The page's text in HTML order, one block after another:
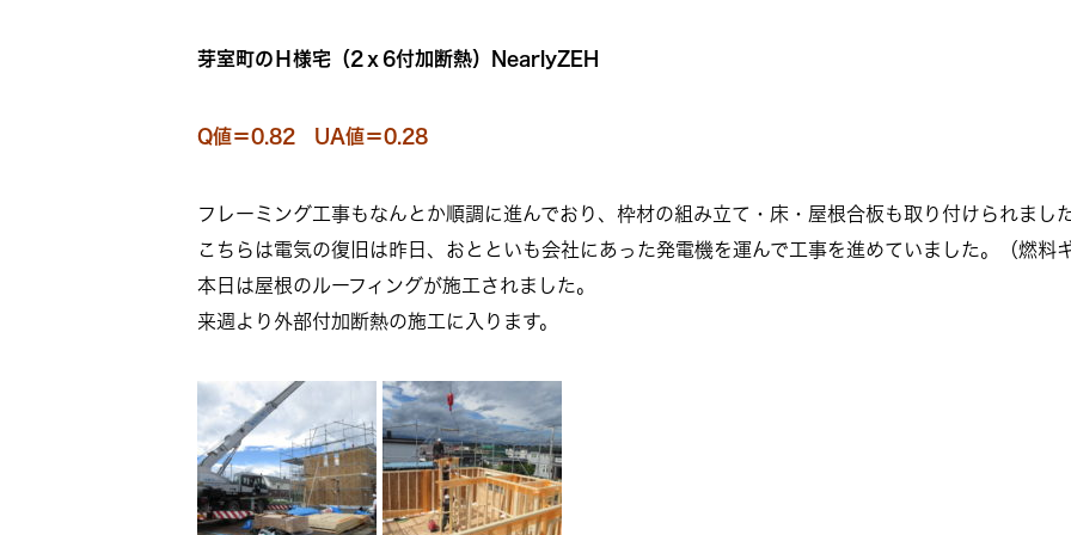
芽室町のＨ様宅（2ｘ6付加断熱）NearlyZEH
Q値＝0.82 UA値＝0.28
フレーミング工事もなんとか順調に進んでおり、枠材の組み立て・床・屋根合板も取り付けられました
こちらは電気の復旧は昨日、おとといも会社にあった発電機を運んで工事を進めていました。（燃料
本日は屋根のルーフィングが施工されました。
来週より外部付加断熱の施工に入ります。